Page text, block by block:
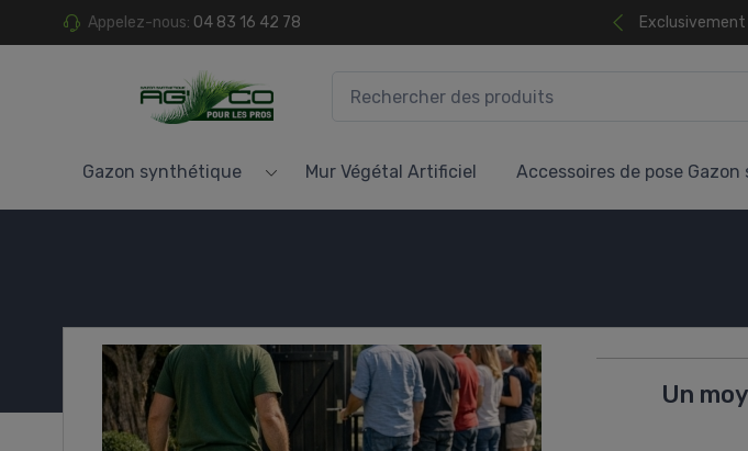
Appelez-nous: 04 83 16 42 78
Gazon synthétique Mur Végétal Artificiel Accessoires de pose
Un